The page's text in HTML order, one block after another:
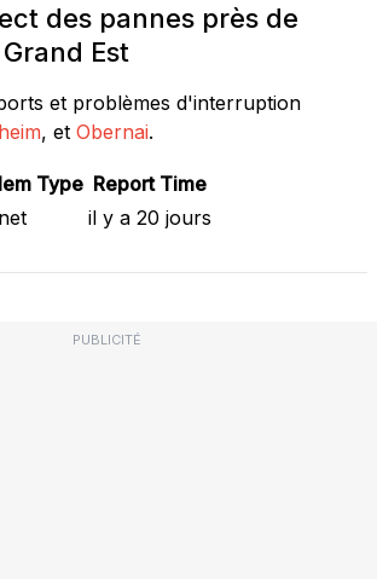
des pannes près de
Est
et problèmes d'interruption
, et Obernai.
Type Report Time
il y a 20 jours
PUBLICITÉ